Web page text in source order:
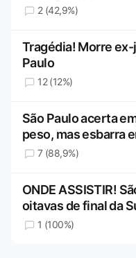
2 (42,9%)
Tragédia! Morre
Paulo
12 (12%)
São Paulo acerta
peso, mas esbarra
7 (88,9%)
ONDE ASSISTIR!
oitavas de final da
1 (100%)